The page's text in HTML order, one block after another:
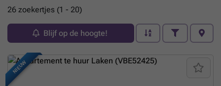
26 zoekertjes (1 - 20)
Blijf op de hoogte!
NIEUW